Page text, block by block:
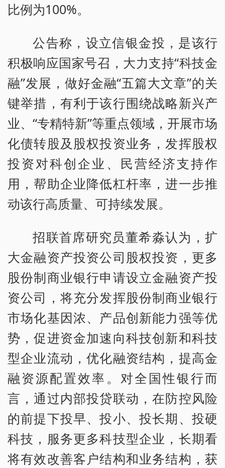
比例为100%。
公告称，设立信银金投，是该行
积极响应国家号召，大力支持“科技金
融”发展，做好金融“五篇大文章”的关
键举措，有利于该行围绕战略新兴产
业、“专精特新”等重点领域，开展市场
化债转股及股权投资业务，发挥股权
投资对科创企业、民营经济支持作
用，帮助企业降低杠杆率，进一步推
动该行高质量、可持续发展。
招联首席研究员董希淼认为，扩
大金融资产投资公司股权投资，更多
股份制商业银行申请设立金融资产投
资公司，将充分发挥股份制商业银行
市场化基因浓、产品创新能力强等优
势，促进资金加速向科技创新和科技
型企业流动，优化融资结构，提高金
融资源配置效率。对全国性银行而
言，通过内部投贷联动，在防控风险
的前提下投早、投小、投长期、投硬
科技，服务更多科技型企业，长期看
将有效改善客户结构和业务结构，获